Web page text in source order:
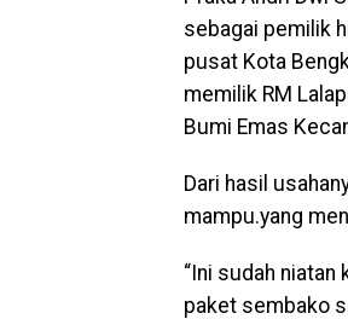
sebagai pemilik
pusat Kota
memilik RM
Bumi Emas
Dari hasil
mampu.yang
“Ini sudah niatan
paket sembako